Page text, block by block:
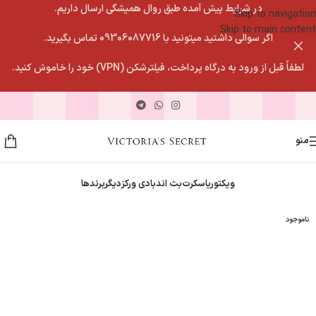
Skip to navigation
Skip to main content
در شرایط پیش آمده طبق روال همیشگی ارسال داریم.
اگر سوالی داشتید میتونید با 09306087716 تماس بگیرید.
لطفاً قبل از ورود به درگاه پرداخت، فیلترشکن (VPN) خود را خاموش کنید.
منو
ویکتوریاسکرتبث اندبادی ورکزدیگربرندها
ناموجود